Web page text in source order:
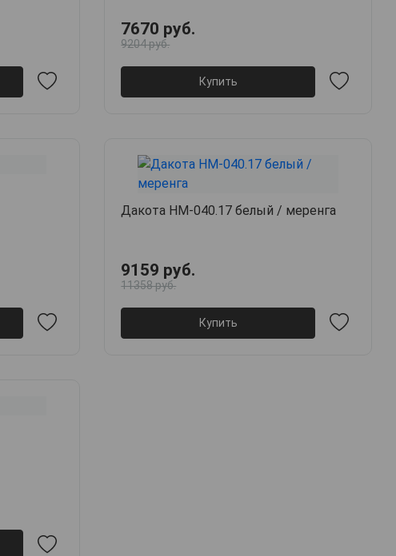
7670 руб.
9204 руб.
Купить
Дакота НМ-040.17 белый / меренга
9159 руб.
11358 руб.
Купить